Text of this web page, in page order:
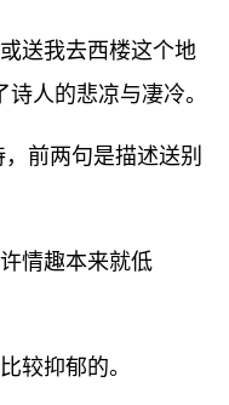
送我去西楼这个地
人的悲凉与凄冷。
前两句是描述送别
情趣本来就低
较抑郁的。